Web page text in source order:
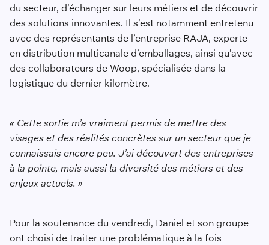
du secteur, d’échanger sur leurs métiers et de découvrir
des solutions innovantes. Il s’est notamment entretenu
avec des représentants de l’entreprise RAJA, experte
en distribution multicanale d’emballages, ainsi qu’avec
des collaborateurs de Woop, spécialisée dans la
logistique du dernier kilomètre.
« Cette sortie m’a vraiment permis de mettre des
visages et des réalités concrètes sur un secteur que je
connaissais encore peu. J’ai découvert des entreprises
à la pointe, mais aussi la diversité des métiers et des
enjeux actuels. »
Pour la soutenance du vendredi, Daniel et son groupe
ont choisi de traiter une problématique à la fois